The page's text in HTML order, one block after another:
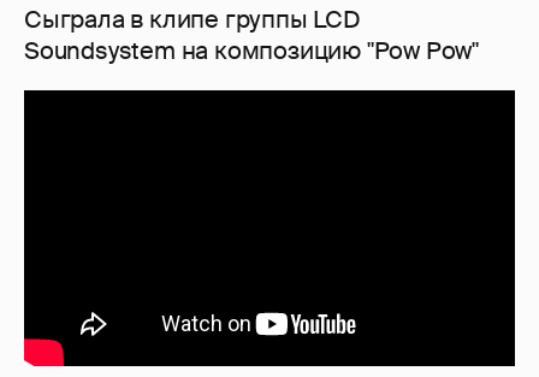
Сыграла в клипе группы LCD
Soundsystem на композицию "Pow Pow"